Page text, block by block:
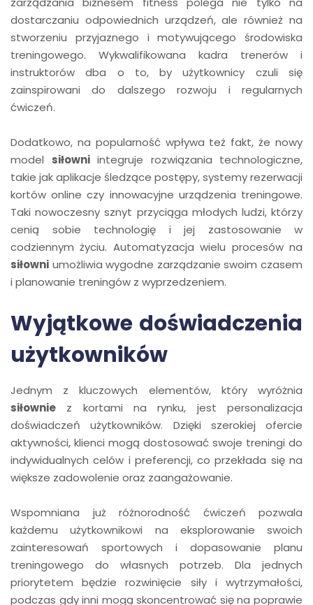
dostarczaniu odpowiednich urządzeń, ale również na
stworzeniu przyjaznego i motywującego środowiska
treningowego. Wykwalifikowana kadra trenerów i
instruktorów dba o to, by użytkownicy czuli się
zainspirowani do dalszego rozwoju i regularnych
ćwiczeń.
Dodatkowo, na popularność wpływa też fakt, że nowy
model siłowniintegruje rozwiązania technologiczne,
takie jak aplikacje śledzące postępy, systemy rezerwacji
kortów online czy innowacyjne urządzenia treningowe.
Taki nowoczesny sznyt przyciąga młodych ludzi, którzy
cenią sobie technologię i jej zastosowanie w
codziennym życiu. Automatyzacja wielu procesów na
siłowni umożliwia wygodne zarządzanie swoim czasem
i planowanie treningów z wyprzedzeniem.
Wyjątkowe doświadczenia
użytkowników
Jednym z kluczowych elementów, który wyróżnia
siłownie z kortami na rynku, jest personalizacja
doświadczeń użytkowników. Dzięki szerokiej ofercie
aktywności, klienci mogą dostosować swoje treningi do
indywidualnych celów i preferencji, co przekłada się na
większe zadowolenie oraz zaangażowanie.
Wspomniana już różnorodność ćwiczeń pozwala
każdemu użytkownikowi na eksplorowanie swoich
zainteresowań sportowych i dopasowanie planu
treningowego do własnych potrzeb. Dla jednych
priorytetem będzie rozwinięcie siły i wytrzymałości,
podczas gdy inni mogą skoncentrować się na poprawie